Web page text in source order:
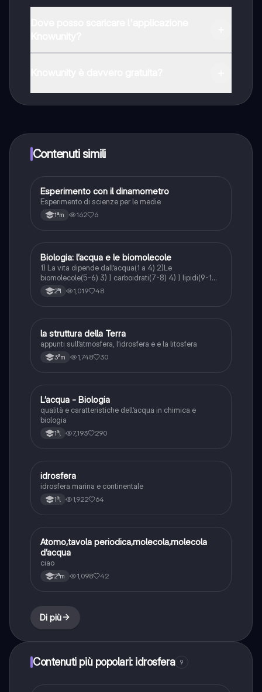
Knowunity Premium, che consente di studiare senza
alcun limite!!
Contenuti simili
Scienze
Esperimento con il dinamometro
Esperimento di scienze per le medie
1ªm 162 6
Scienze
Biologia: l’acqua e le biomolecole
1) La vita dipende dall’acqua(1 a 4) 2)Le
biomolecole(5-6) 3) I carboidrati(7-8) 4) I lipidi(9-10)
2ªl 1,019 48
Geografia
la struttura della Terra
appunti sull’atmosfera, l’idrosfera e e la litosfera
3ªm 1,748 30
Scienze
L’acqua - Biologia
qualità e caratteristiche dell’acqua in chimica e
biologia
1ªl 7,193 290
Scienze
idrosfera
idrosfera marina e continentale
1ªl 1,922 64
Scienze
Atomo,tavola periodica,molecola,molecola
d’acqua
ciao
2ªm 1,098 42
Di più
Contenuti più popolari: idrosfera 9